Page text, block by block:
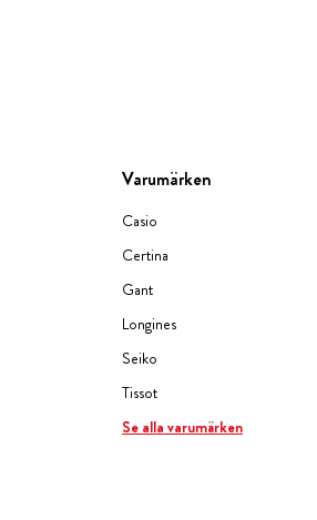
Varumärken
Casio
Certina
Gant
Longines
Seiko
Tissot
Se alla varumärken